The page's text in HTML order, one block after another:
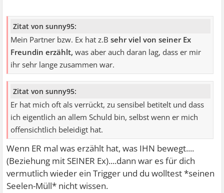
Zitat von sunny95:
Mein Partner bzw. Ex hat z.B sehr viel von seiner Ex
Freundin erzählt, was aber auch daran lag, dass er mir
ihr sehr lange zusammen war.
Zitat von sunny95:
Er hat mich oft als verrückt, zu sensibel betitelt und dass
ich eigentlich an allem Schuld bin, selbst wenn er mich
offensichtlich beleidigt hat.
Wenn ER mal was erzählt hat, was IHN bewegt....
(Beziehung mit SEINER Ex)....dann war es für dich
vermutlich wieder ein Trigger und du wolltest *seinen
Seelen-Müll* nicht wissen.